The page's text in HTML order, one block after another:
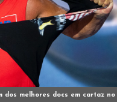
dos melhores docs em cartaz no